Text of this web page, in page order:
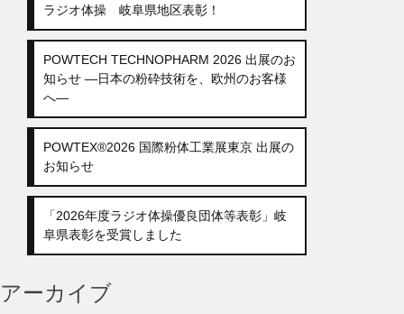
ラジオ体操 岐阜県地区表彰！
POWTECH TECHNOPHARM 2026 出展のお
知らせ ―日本の粉砕技術を、欧州のお客様
へ―
POWTEX®2026 国際粉体工業展東京 出展の
お知らせ
「2026年度ラジオ体操優良団体等表彰」岐
阜県表彰を受賞しました
アーカイブ